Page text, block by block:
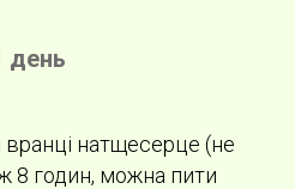
день
вранці натщесерце (не
8 годин, можна пити